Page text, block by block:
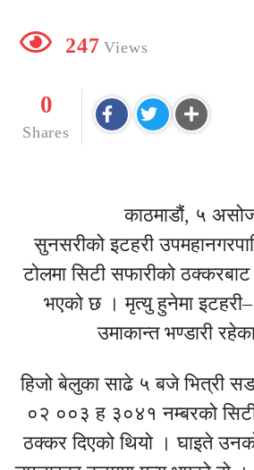
247 Views
0
Shares
काठमाडौं, ५
सुनसरीको इटहरी
टोलमा सिटी सफारीको
भएको छ । मृत्यु हुनेमा
उमाकान्त भण्डारी
हिजो बेलुका साढे ५ बजे भित्री
०२ ००३ ह ३०४१ नम्बरको
ठक्कर दिएको थियो । घाइते